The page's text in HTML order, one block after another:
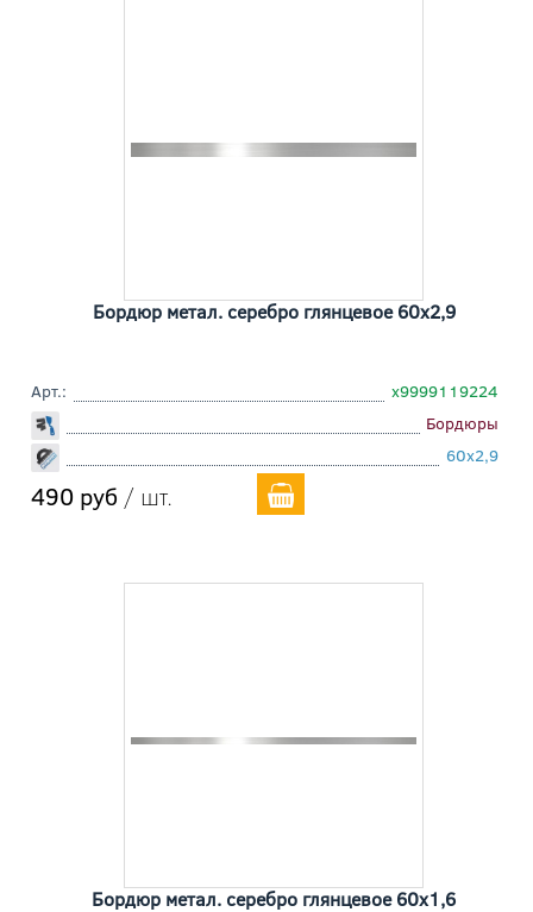
Бордюр метал. серебро глянцевое 60x2,9
Арт.:
х9999119224
Бордюры
60x2,9
490 руб / шт.
Бордюр метал. серебро глянцевое 60x1,6